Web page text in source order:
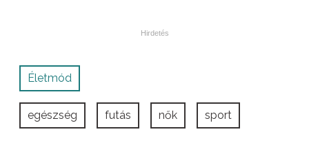
Életmód
egészség futás nők sport